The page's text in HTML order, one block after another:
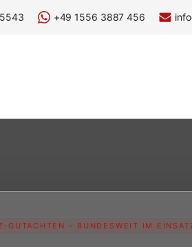
+49 1556 3887 456
GUTACHTEN – BUNDESWEIT IM